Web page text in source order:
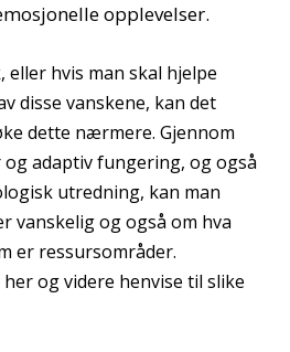
opplevelser.
eller hvis man skal hjelpe
disse vanskene, kan det
dette nærmere. Gjennom
adaptiv fungering, og også
utredning, kan man
vanskelig og også om hva
er ressursområder.
og videre henvise til slike